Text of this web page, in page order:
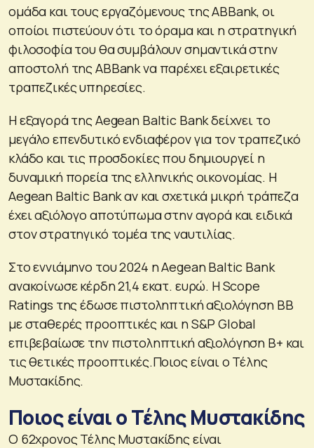
ομάδα και τους εργαζόμενους της ABBank, οι
οποίοι πιστεύουν ότι το όραμα και η στρατηγική
φιλοσοφία του θα συμβάλουν σημαντικά στην
αποστολή της ABBank να παρέχει εξαιρετικές
τραπεζικές υπηρεσίες.
Η εξαγορά της Aegean Baltic Bank δείχνει το
μεγάλο επενδυτικό ενδιαφέρον για τον τραπεζικό
κλάδο και τις προσδοκίες που δημιουργεί η
δυναμική πορεία της ελληνικής οικονομίας. Η
Aegean Baltic Bank αν και σχετικά μικρή τράπεζα
έχει αξιόλογο αποτύπωμα στην αγορά και ειδικά
στον στρατηγικό τομέα της ναυτιλίας.
Στο εννιάμηνο του 2024 η Aegean Baltic Bank
ανακοίνωσε κέρδη 21,4 εκατ. ευρώ. Η Scope
Ratings της έδωσε πιστοληπτική αξιολόγηση ΒΒ
με σταθερές προοπτικές και η S&P Global
επιβεβαίωσε την πιστοληπτική αξιολόγηση Β+ και
τις θετικές προοπτικές.Ποιος είναι ο Τέλης
Μυστακίδης.
Ποιος είναι ο Τέλης Μυστακίδης
Ο 62χρονος Τέλης Μυστακίδης είναι